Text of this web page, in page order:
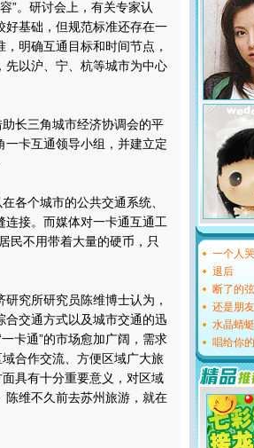
”。研讨会上，有关专家认
好基础，但规范标准还存在一
明确互通目标和时间节点，
先以沪、宁、杭等城市为中心
长三角城市经济协调会的平
卡互通领导小组，并建立定
各个城市的公共交通系统、
接。而媒体对一卡通互通工
民不用带着大量的硬币，只
究所研究员陈维博士认为，
交通方式以及城市交通的迅
卡通”的市场愈加广阔，需求
合作交流、方便区域广大旅
具有十分重要意义，对区域
陈维不久前去苏州旅游，就在
一个人哭
退后
断了的弦
还是朋友
水晶蜻蜓
唱给你